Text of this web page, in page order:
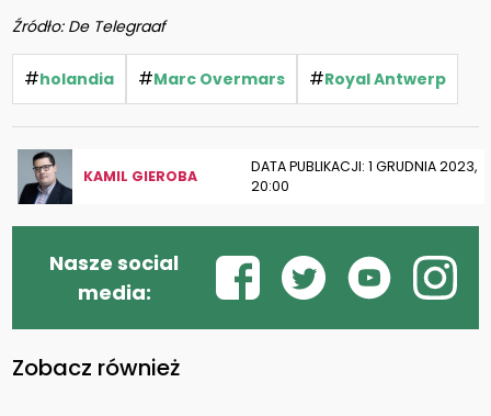
Źródło: De Telegraaf
#holandia #Marc Overmars #Royal Antwerp
KAMIL GIEROBA
DATA PUBLIKACJI: 1 GRUDNIA 2023,
20:00
Nasze social
media:
Zobacz również